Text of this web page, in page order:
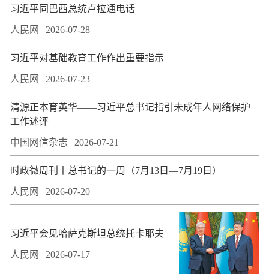
习近平同巴西总统卢拉通电话
人民网 2026-07-28
习近平对基础教育工作作出重要指示
人民网 2026-07-23
​清源正本育英华——习近平总书记指引未成年人网络保护
工作述评
中国网信杂志 2026-07-21
时政微周刊丨总书记的一周（7月13日—7月19日）
人民网 2026-07-20
习近平会见哈萨克斯坦总统托卡耶夫
人民网 2026-07-17